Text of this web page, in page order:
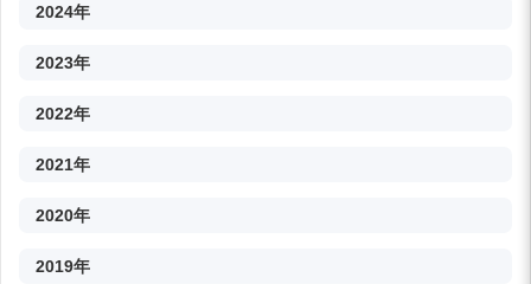
2024年
2023年
2022年
2021年
2020年
2019年